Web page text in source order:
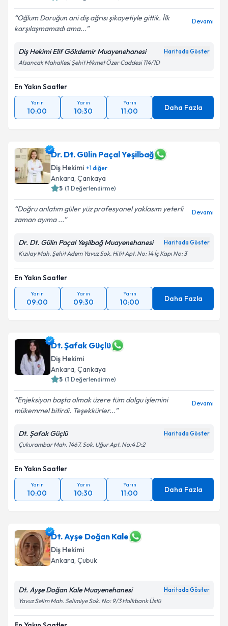
Oğlum Doruğun ani diş ağrısı şikayetiyle gittik. İlk
karşılaşmamızdı ama...
Devamı
Diş Hekimi Elif Gökdemir Muayenehanesi Haritada Göster
Alsancak Mahallesi Şehit Hikmet Özer Caddesi 114/1D
En Yakın Saatler
Yarın
10:00
Yarın
10:30
Yarın
11:00 Daha Fazla
Dr. Dt. Gülin Paçal Yeşilbağ
Diş Hekimi +1diğer
Ankara, Çankaya
5 (1 Değerlendirme)
Doğru anlatım güler yüz profesyonel yaklasım yeterli
zaman ayıma ...
Devamı
Dr. Dt. Gülin Paçal Yeşilbağ Muayenehanesi Haritada Göster
Kızılay Mah. Şehit Adem Yavuz Sok. Hitit Apt. No: 14 İç Kapı No: 3
En Yakın Saatler
Yarın
09:00
Yarın
09:30
Yarın
10:00 Daha Fazla
Dt. Şafak Güçlü
Diş Hekimi
Ankara, Çankaya
5 (1 Değerlendirme)
Enjeksiyon başta olmak üzere tüm dolgu işlemini
mükemmel bitirdi. Teşekkürler...
Devamı
Dt. Şafak Güçlü Haritada Göster
Çukurambar Mah. 1467. Sok. Uğur Apt. No:4 D:2
En Yakın Saatler
Yarın
10:00
Yarın
10:30
Yarın
11:00 Daha Fazla
Dt. Ayşe Doğan Kale
Diş Hekimi
Ankara, Çubuk
Dt. Ayşe Doğan Kale Muayenehanesi Haritada Göster
Yavuz Selim Mah. Selimiye Sok. No: 9/3 Halkbank Üstü